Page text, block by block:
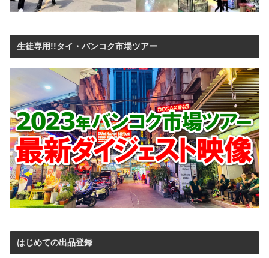
生徒専用!!タイ・バンコク市場ツアー
はじめての出品登録